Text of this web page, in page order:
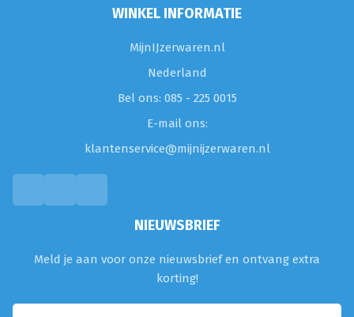
WINKEL INFORMATIE
MijnIJzerwaren.nl
Nederland
Bel ons: 085 - 225 0015
E-mail ons:
klantenservice@mijnijzerwaren.nl
NIEUWSBRIEF
Meld je aan voor onze nieuwsbrief en ontvang extra
korting!